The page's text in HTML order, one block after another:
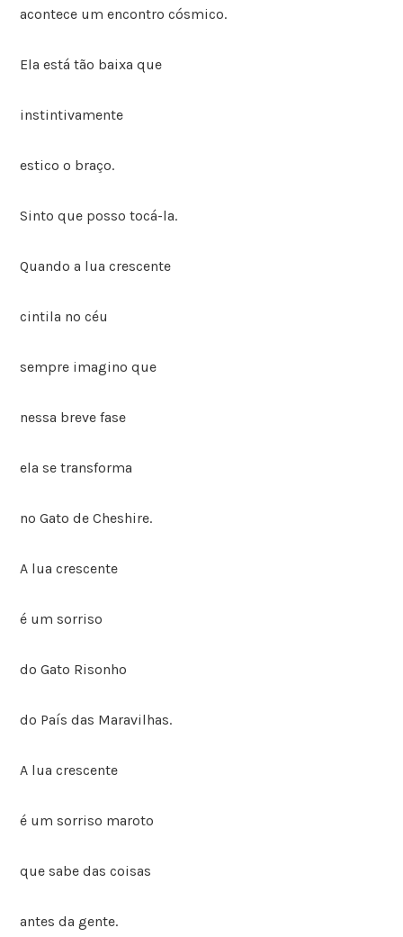
acontece um encontro cósmico.
Ela está tão baixa que
instintivamente
estico o braço.
Sinto que posso tocá-la.
Quando a lua crescente
cintila no céu
sempre imagino que
nessa breve fase
ela se transforma
no Gato de Cheshire.
A lua crescente
é um sorriso
do Gato Risonho
do País das Maravilhas.
A lua crescente
é um sorriso maroto
que sabe das coisas
antes da gente.